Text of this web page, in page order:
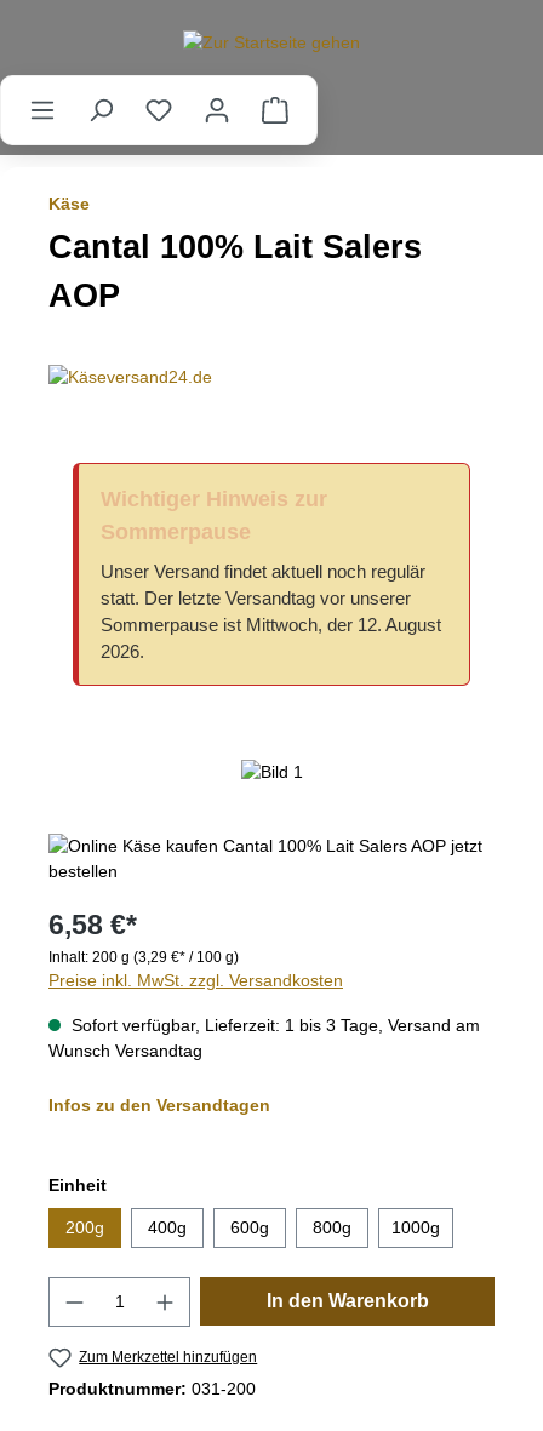
Käse
Cantal 100% Lait Salers
AOP
Wichtiger Hinweis zur
Sommerpause
Unser Versand findet aktuell noch regulär
statt. Der letzte Versandtag vor unserer
Sommerpause ist Mittwoch, der 12. August
2026.
Bildergalerie überspringen
6,58 €*
Inhalt: 200 g (3,29 €* / 100 g)
Preise inkl. MwSt. zzgl. Versandkosten
Sofort verfügbar, Lieferzeit: 1 bis 3 Tage, Versand am
Wunsch Versandtag
Infos zu den Versandtagen
Einheitauswählen
200g 400g 600g 800g 1000g
Produkt Anzahl: Gib den gewünschten
In den Warenkorb
Zum Merkzettel hinzufügen
Produktnummer: 031-200